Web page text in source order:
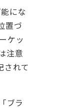
にな
置づ
ケッ
注意
されて
ブラ